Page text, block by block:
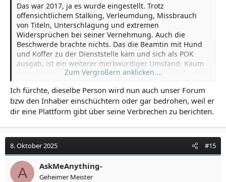
Das war 2017, ja es wurde eingestellt. Trotz
offensichtlichem Stalking, Verleumdung, Missbrauch
von Titeln, Unterschlagung und extremen
Widersprüchen bei seiner Vernehmung. Auch die
Beschwerde brachte nichts. Das die Beamtin mit Hund
und Koffer zu der Dienststelle kam und sich als POK
ausgab, ist ein weiterer merkwürdiger Umstand. Kaum
einer kennt sie dort und wenn, dann wird deutlich, dass
Behörde die weiter weg war, und hatte Panik, dass mit
diesem Verfahren Darknet Chats der NSU2.0
Hintermänner ans Licht kommen. Meine damalige
und eingeschüchtert. Später , sah ich diese Anwältin mit
einem Anwalt aus dem Netzwerk. Sie hat zuletzt alles in
Frage gestellt, was vorher auch für sie klar war und mir
verboten wesentliche Aspekte seiner Handlungen zu
erwähnen.
Zum Vergrößern anklicken....
Ich fürchte, dieselbe Person wird nun auch unser Forum
bzw den Inhaber einschüchtern oder gar bedrohen, weil er
dir eine Plattform gibt über seine Verbrechen zu berichten.
8. Oktober 2025 #15
A AskMeAnything-
Geheimer Meister